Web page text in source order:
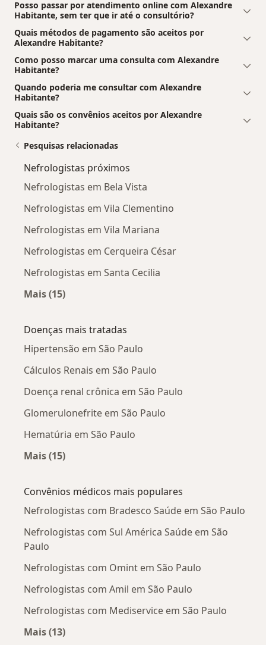
Posso passar por atendimento online com Alexandre
Habitante, sem ter que ir até o consultório?
Quais métodos de pagamento são aceitos por
Alexandre Habitante?
Como posso marcar uma consulta com Alexandre
Habitante?
Quando poderia me consultar com Alexandre
Habitante?
Quais são os convênios aceitos por Alexandre
Habitante?
Pesquisas relacionadas
Nefrologistas próximos
Nefrologistas em Bela Vista
Nefrologistas em Vila Clementino
Nefrologistas em Vila Mariana
Nefrologistas em Cerqueira César
Nefrologistas em Santa Cecilia
Mais (15)
Doenças mais tratadas
Hipertensão em São Paulo
Cálculos Renais em São Paulo
Doença renal crônica em São Paulo
Glomerulonefrite em São Paulo
Hematúria em São Paulo
Mais (15)
Convênios médicos mais populares
Nefrologistas com Bradesco Saúde em São Paulo
Nefrologistas com Sul América Saúde em São
Paulo
Nefrologistas com Omint em São Paulo
Nefrologistas com Amil em São Paulo
Nefrologistas com Mediservice em São Paulo
Mais (13)